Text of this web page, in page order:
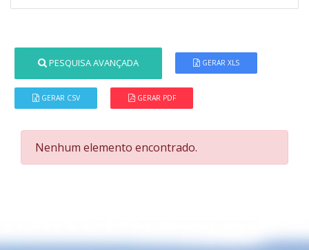
PESQUISA AVANÇADA GERAR XLS
GERAR CSV GERAR PDF
Nenhum elemento encontrado.